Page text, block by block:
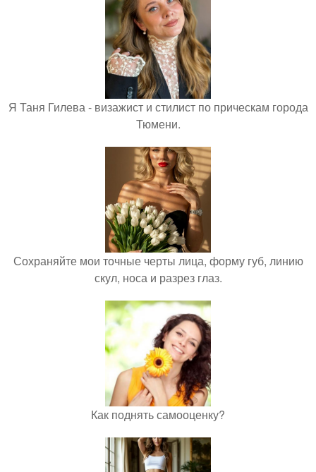
Я Таня Гилева - визажист и стилист по прическам города
Тюмени.
Сохраняйте мои точные черты лица, форму губ, линию
скул, носа и разрез глаз.
Как поднять самооценку?